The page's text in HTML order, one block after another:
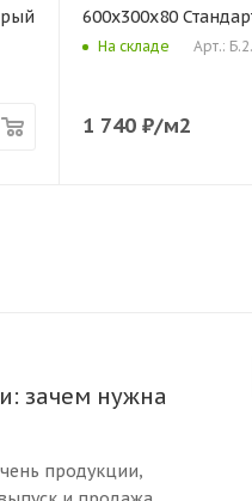
600х300х80
На складе Арт.:
1 740 ₽/м2
зачем нужна
продукции,